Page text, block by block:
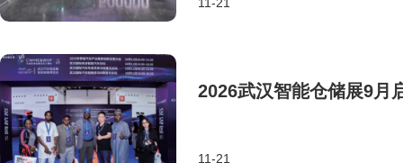
2026武汉智能仓储展9月
11-21